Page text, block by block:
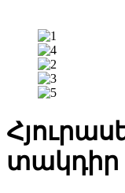
տակդիր